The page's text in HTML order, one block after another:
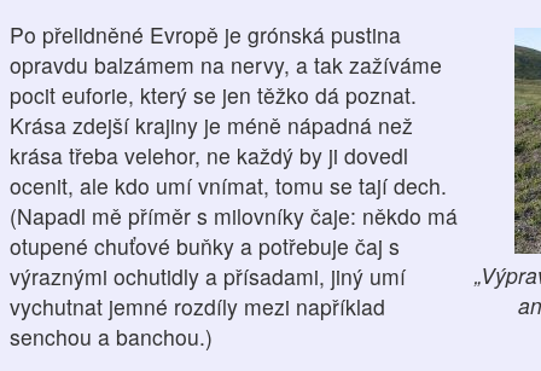
Po přelidněné Evropě je grónská pustina
opravdu balzámem na nervy, a tak zažíváme
pocit euforie, který se jen těžko dá poznat.
Krása zdejší krajiny je méně nápadná než
krása třeba velehor, ne každý by ji dovedl
ocenit, ale kdo umí vnímat, tomu se tají dech.
(Napadl mě příměr s milovníky čaje: někdo má
otupené chuťové buňky a potřebuje čaj s
výraznými ochutidly a přísadami, jiný umí
vychutnat jemné rozdíly mezi například
senchou a banchou.)